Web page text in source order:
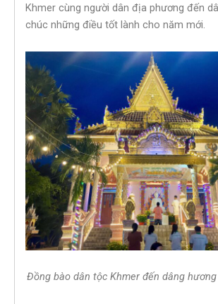
Khmer cùng người dân địa phương đến
chúc những điều tốt lành cho năm mới.
Đồng bào dân tộc Khmer đến dâng